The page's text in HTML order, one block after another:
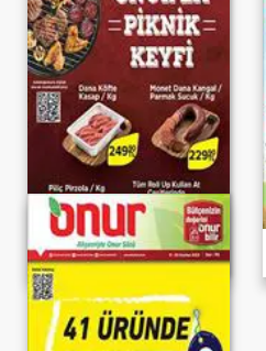
Onur Market 6-18 Temmuz
İndirim Kataloğu